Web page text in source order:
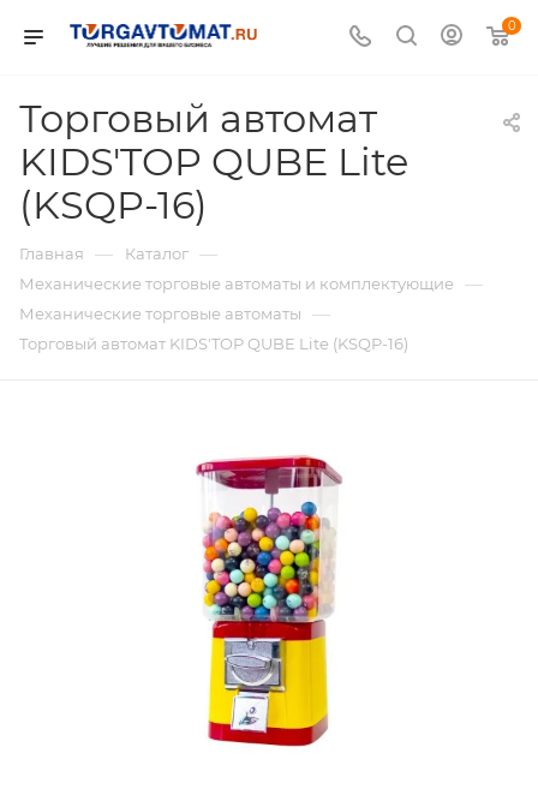
0
Торговый автомат
KIDS'TOP QUBE Lite
(KSQP-16)
Главная — Каталог —
Механические торговые автоматы и комплектующие —
Механические торговые автоматы —
Торговый автомат KIDS'TOP QUBE Lite (KSQP-16)